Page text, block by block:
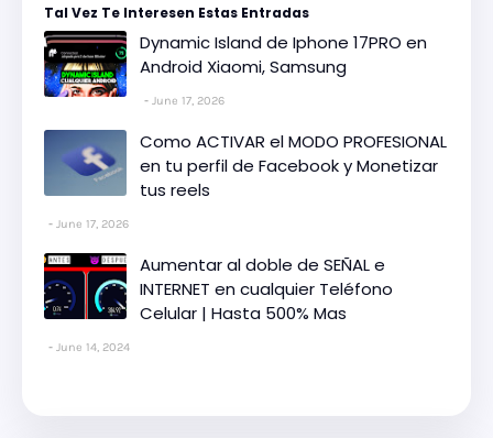
Tal Vez Te Interesen Estas Entradas
Dynamic Island de Iphone 17PRO en
Android Xiaomi, Samsung
June 17, 2026
Como ACTIVAR el MODO PROFESIONAL
en tu perfil de Facebook y Monetizar
tus reels
June 17, 2026
Aumentar al doble de SEÑAL e
INTERNET en cualquier Teléfono
Celular | Hasta 500% Mas
June 14, 2024